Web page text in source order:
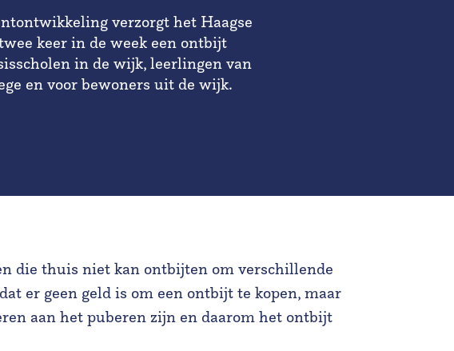
verzorgt het Haagse
keer in de week een ontbijt
in de wijk, leerlingen van
en voor bewoners uit de wijk.
die thuis niet kan ontbijten om verschillende
er geen geld is om een ontbijt te kopen, maar
aan het puberen zijn en daarom het ontbijt